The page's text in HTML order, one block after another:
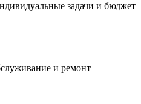
задачи и бюджет
и ремонт